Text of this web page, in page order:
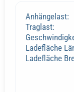
Anhängelast:
Traglast:
Ladefläche
Ladefläche